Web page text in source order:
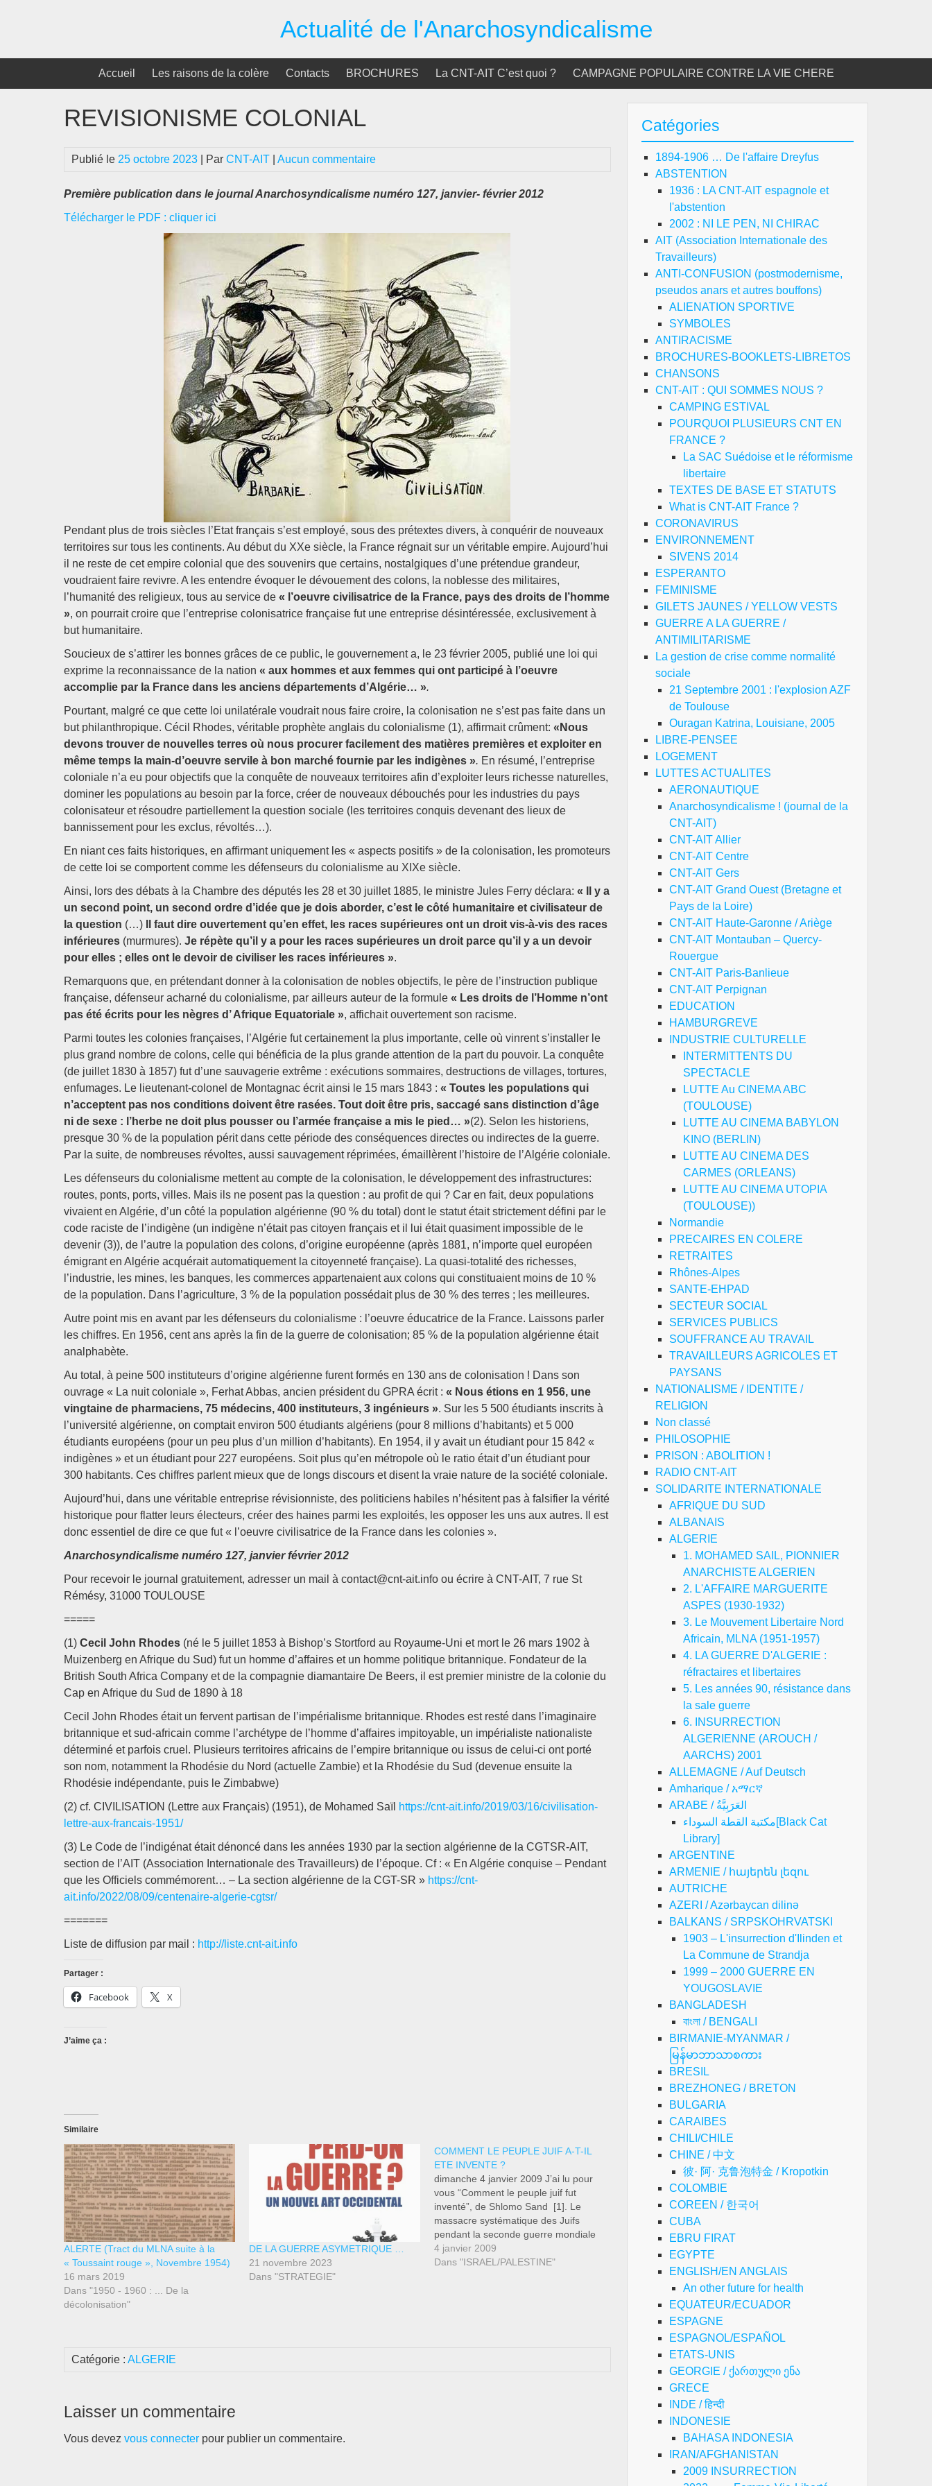
Actualité de l'Anarchosyndicalisme
Accueil Les raisons de la colère Contacts BROCHURES La CNT-AIT C’est quoi ? CAMPAGNE POPULAIRE CONTRE LA VIE CHERE
REVISIONISME COLONIAL
Publié le 25 octobre 2023 | Par CNT-AIT Aucun commentaire
Première publication dans le journal Anarchosyndicalisme numéro 127, janvier- février 2012
Télécharger le PDF : cliquer ici
Pendant plus de trois siècles l’Etat français s’est employé, sous des prétextes divers, à conquérir de nouveaux
territoires sur tous les continents. Au début du XXe siècle, la France régnait sur un véritable empire. Aujourd’hui
il ne reste de cet empire colonial que des souvenirs que certains, nostalgiques d’une prétendue grandeur,
voudraient faire revivre. A les entendre évoquer le dévouement des colons, la noblesse des militaires,
l’humanité des religieux, tous au service de « l’oeuvre civilisatrice de la France, pays des droits de l’homme
», on pourrait croire que l’entreprise colonisatrice française fut une entreprise désintéressée, exclusivement à
but humanitaire.
Soucieux de s’attirer les bonnes grâces de ce public, le gouvernement a, le 23 février 2005, publié une loi qui
exprime la reconnaissance de la nation « aux hommes et aux femmes qui ont participé à l’oeuvre
accomplie par la France dans les anciens départements d’Algérie… ».
Pourtant, malgré ce que cette loi unilatérale voudrait nous faire croire, la colonisation ne s’est pas faite dans un
but philanthropique. Cécil Rhodes, véritable prophète anglais du colonialisme (1), affirmait crûment: «Nous
devons trouver de nouvelles terres où nous procurer facilement des matières premières et exploiter en
même temps la main-d’oeuvre servile à bon marché fournie par les indigènes ». En résumé, l’entreprise
coloniale n’a eu pour objectifs que la conquête de nouveaux territoires afin d’exploiter leurs richesse naturelles,
dominer les populations au besoin par la force, créer de nouveaux débouchés pour les industries du pays
colonisateur et résoudre partiellement la question sociale (les territoires conquis devenant des lieux de
bannissement pour les exclus, révoltés…).
En niant ces faits historiques, en affirmant uniquement les « aspects positifs » de la colonisation, les promoteurs
de cette loi se comportent comme les défenseurs du colonialisme au XIXe siècle.
Ainsi, lors des débats à la Chambre des députés les 28 et 30 juillet 1885, le ministre Jules Ferry déclara: « Il y a
un second point, un second ordre d’idée que je dois aborder, c’est le côté humanitaire et civilisateur de
la question (…)
Il faut dire ouvertement qu’en effet, les races supérieures ont un droit vis-à-vis des races
inférieures (murmures). Je répète qu’il y a pour les races supérieures un droit parce qu’il y a un devoir
pour elles ; elles ont le devoir de civiliser les races inférieures ».
Remarquons que, en prétendant donner à la colonisation de nobles objectifs, le père de l’instruction publique
française, défenseur acharné du colonialisme, par ailleurs auteur de la formule « Les droits de l’Homme n’ont
pas été écrits pour les nègres d’ Afrique Equatoriale », affichait ouvertement son racisme.
Parmi toutes les colonies françaises, l’Algérie fut certainement la plus importante, celle où vinrent s’installer le
plus grand nombre de colons, celle qui bénéficia de la plus grande attention de la part du pouvoir. La conquête
(de juillet 1830 à 1857) fut d’une sauvagerie extrême : exécutions sommaires, destructions de villages, tortures,
enfumages. Le lieutenant-colonel de Montagnac écrit ainsi le 15 mars 1843 : « Toutes les populations qui
n’acceptent pas nos conditions doivent être rasées. Tout doit être pris, saccagé sans distinction d’âge
ni de sexe : l’herbe ne doit plus pousser ou l’armée française a mis le pied… »(2). Selon les historiens,
presque 30 % de la population périt dans cette période des conséquences directes ou indirectes de la guerre.
Par la suite, de nombreuses révoltes, aussi sauvagement réprimées, émaillèrent l’histoire de l’Algérie coloniale.
Les défenseurs du colonialisme mettent au compte de la colonisation, le développement des infrastructures:
routes, ponts, ports, villes. Mais ils ne posent pas la question : au profit de qui ? Car en fait, deux populations
vivaient en Algérie, d’un côté la population algérienne (90 % du total) dont le statut était strictement défini par le
code raciste de l’indigène (un indigène n’était pas citoyen français et il lui était quasiment impossible de le
devenir (3)), de l’autre la population des colons, d’origine européenne (après 1881, n’importe quel européen
émigrant en Algérie acquérait automatiquement la citoyenneté française). La quasi-totalité des richesses,
l’industrie, les mines, les banques, les commerces appartenaient aux colons qui constituaient moins de 10 %
de la population. Dans l’agriculture, 3 % de la population possédait plus de 30 % des terres ; les meilleures.
Autre point mis en avant par les défenseurs du colonialisme : l’oeuvre éducatrice de la France. Laissons parler
les chiffres. En 1956, cent ans après la fin de la guerre de colonisation; 85 % de la population algérienne était
analphabète.
Au total, à peine 500 instituteurs d’origine algérienne furent formés en 130 ans de colonisation ! Dans son
ouvrage « La nuit coloniale », Ferhat Abbas, ancien président du GPRA écrit : « Nous étions en 1 956, une
vingtaine de pharmaciens, 75 médecins, 400 instituteurs, 3 ingénieurs ». Sur les 5 500 étudiants inscrits à
l’université algérienne, on comptait environ 500 étudiants algériens (pour 8 millions d’habitants) et 5 000
étudiants européens (pour un peu plus d’un million d’habitants). En 1954, il y avait un étudiant pour 15 842 «
indigènes » et un étudiant pour 227 européens. Soit plus qu’en métropole où le ratio était d’un étudiant pour
300 habitants. Ces chiffres parlent mieux que de longs discours et disent la vraie nature de la société coloniale.
Aujourd’hui, dans une véritable entreprise révisionniste, des politiciens habiles n’hésitent pas à falsifier la vérité
historique pour flatter leurs électeurs, créer des haines parmi les exploités, les opposer les uns aux autres. Il est
donc essentiel de dire ce que fut « l’oeuvre civilisatrice de la France dans les colonies ».
Anarchosyndicalisme numéro 127, janvier février 2012
Pour recevoir le journal gratuitement, adresser un mail à contact@cnt-ait.info ou écrire à CNT-AIT, 7 rue St
Rémésy, 31000 TOULOUSE
=====
(1) Cecil John Rhodes (né le 5 juillet 1853 à Bishop’s Stortford au Royaume-Uni et mort le 26 mars 1902 à
Muizenberg en Afrique du Sud) fut un homme d’affaires et un homme politique britannique. Fondateur de la
British South Africa Company et de la compagnie diamantaire De Beers, il est premier ministre de la colonie du
Cap en Afrique du Sud de 1890 à 18
Cecil John Rhodes était un fervent partisan de l’impérialisme britannique. Rhodes est resté dans l’imaginaire
britannique et sud-africain comme l’archétype de l’homme d’affaires impitoyable, un impérialiste nationaliste
déterminé et parfois cruel. Plusieurs territoires africains de l’empire britannique ou issus de celui-ci ont porté
son nom, notamment la Rhodésie du Nord (actuelle Zambie) et la Rhodésie du Sud (devenue ensuite la
Rhodésie indépendante, puis le Zimbabwe)
(2) cf. CIVILISATION (Lettre aux Français) (1951), de Mohamed Saïl https://cnt-ait.info/2019/03/16/civilisation-
lettre-aux-francais-1951/
(3) Le Code de l’indigénat était dénoncé dans les années 1930 par la section algérienne de la CGTSR-AIT,
section de l’AIT (Association Internationale des Travailleurs) de l’époque. Cf : « En Algérie conquise – Pendant
que les Officiels commémorent… – La section algérienne de la CGT-SR » https://cnt-
ait.info/2022/08/09/centenaire-algerie-cgtsr/
=======
Liste de diffusion par mail : http://liste.cnt-ait.info
Partager :
Facebook X
J’aime ça :
Similaire
ALERTE (Tract du MLNA suite à la
« Toussaint rouge », Novembre 1954)
16 mars 2019
Dans "1950 - 1960 : ... De la
décolonisation"
DE LA GUERRE ASYMETRIQUE …
21 novembre 2023
Dans "STRATEGIE"
COMMENT LE PEUPLE JUIF A-T-IL
ETE INVENTE ?
dimanche 4 janvier 2009 J’ai lu pour
vous “Comment le peuple juif fut
inventé”, de Shlomo Sand [1]. Le
massacre systématique des Juifs
pendant la seconde guerre mondiale
fut-il le plus terrifiant malentendu de
l’histoire entière de l’humanité depuis
4 janvier 2009
Dans "ISRAEL/PALESTINE"
Catégorie : ALGERIE
Laisser un commentaire
Vous devez vous connecter pour publier un commentaire.
Catégories
1894-1906 … De l'affaire Dreyfus
ABSTENTION
1936 : LA CNT-AIT espagnole et
l'abstention
2002 : NI LE PEN, NI CHIRAC
AIT (Association Internationale des
Travailleurs)
ANTI-CONFUSION (postmodernisme,
pseudos anars et autres bouffons)
ALIENATION SPORTIVE
SYMBOLES
ANTIRACISME
BROCHURES-BOOKLETS-LIBRETOS
CHANSONS
CNT-AIT : QUI SOMMES NOUS ?
CAMPING ESTIVAL
POURQUOI PLUSIEURS CNT EN
FRANCE ?
La SAC Suédoise et le réformisme
libertaire
TEXTES DE BASE ET STATUTS
What is CNT-AIT France ?
CORONAVIRUS
ENVIRONNEMENT
SIVENS 2014
ESPERANTO
FEMINISME
GILETS JAUNES / YELLOW VESTS
GUERRE A LA GUERRE /
ANTIMILITARISME
La gestion de crise comme normalité
sociale
21 Septembre 2001 : l'explosion AZF
de Toulouse
Ouragan Katrina, Louisiane, 2005
LIBRE-PENSEE
LOGEMENT
LUTTES ACTUALITES
AERONAUTIQUE
Anarchosyndicalisme ! (journal de la
CNT-AIT)
CNT-AIT Allier
CNT-AIT Centre
CNT-AIT Gers
CNT-AIT Grand Ouest (Bretagne et
Pays de la Loire)
CNT-AIT Haute-Garonne / Ariège
CNT-AIT Montauban – Quercy-
Rouergue
CNT-AIT Paris-Banlieue
CNT-AIT Perpignan
EDUCATION
HAMBURGREVE
INDUSTRIE CULTURELLE
INTERMITTENTS DU
SPECTACLE
LUTTE Au CINEMA ABC
(TOULOUSE)
LUTTE AU CINEMA BABYLON
KINO (BERLIN)
LUTTE AU CINEMA DES
CARMES (ORLEANS)
LUTTE AU CINEMA UTOPIA
(TOULOUSE))
Normandie
PRECAIRES EN COLERE
RETRAITES
Rhônes-Alpes
SANTE-EHPAD
SECTEUR SOCIAL
SERVICES PUBLICS
SOUFFRANCE AU TRAVAIL
TRAVAILLEURS AGRICOLES ET
PAYSANS
NATIONALISME / IDENTITE /
RELIGION
Non classé
PHILOSOPHIE
PRISON : ABOLITION !
RADIO CNT-AIT
SOLIDARITE INTERNATIONALE
AFRIQUE DU SUD
ALBANAIS
ALGERIE
1. MOHAMED SAIL, PIONNIER
ANARCHISTE ALGERIEN
2. L'AFFAIRE MARGUERITE
ASPES (1930-1932)
3. Le Mouvement Libertaire Nord
Africain, MLNA (1951-1957)
4. LA GUERRE D'ALGERIE :
réfractaires et libertaires
5. Les années 90, résistance dans
la sale guerre
6. INSURRECTION
ALGERIENNE (AROUCH /
AARCHS) 2001
ALLEMAGNE / Auf Deutsch
Amharique / አማርኛ
ARABE / العَرَبِيَّةُ
مكتبة القطة السوداء[Black Cat
Library]
ARGENTINE
ARMENIE / հայերեն լեզու
AUTRICHE
AZERI / Azərbaycan dilinə
BALKANS / SRPSKOHRVATSKI
1903 – L'insurrection d'Ilinden et
La Commune de Strandja
1999 – 2000 GUERRE EN
YOUGOSLAVIE
BANGLADESH
বাংলা / BENGALI
BIRMANIE-MYANMAR /
မြန်မာဘာသာစကား
BRESIL
BREZHONEG / BRETON
BULGARIA
CARAIBES
CHILI/CHILE
CHINE / 中文
彼· 阿· 克鲁泡特金 / Kropotkin
COLOMBIE
COREEN / 한국어
CUBA
EBRU FIRAT
EGYPTE
ENGLISH/EN ANGLAIS
An other future for health
EQUATEUR/ECUADOR
ESPAGNE
ESPAGNOL/ESPAÑOL
ETATS-UNIS
GEORGIE / ქართული ენა
GRECE
INDE / हिन्दी
INDONESIE
BAHASA INDONESIA
IRAN/AFGHANISTAN
2009 INSURRECTION